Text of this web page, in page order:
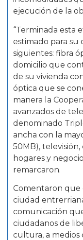
ejecución de la
“Terminada esta
estimado para su
siguientes: fibra
domicilio que
de su vivienda
óptica que se
manera la
avanzados de
denominado
ancha con la
50MB),
hogares y
remarcaron.
Comentaron que
ciudad
comunicación
ciudadanos de
cultura, a medios